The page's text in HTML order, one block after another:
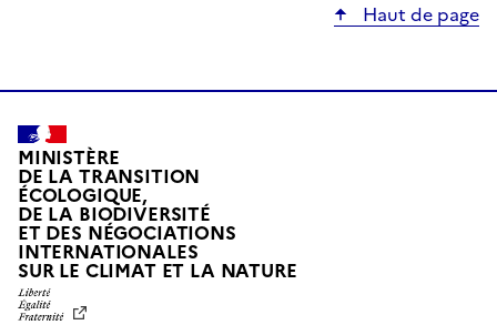
Haut de page
MINISTÈRE
DE LA TRANSITION
ÉCOLOGIQUE,
DE LA BIODIVERSITÉ
ET DES NÉGOCIATIONS
INTERNATIONALES
SUR LE CLIMAT ET LA NATUREL